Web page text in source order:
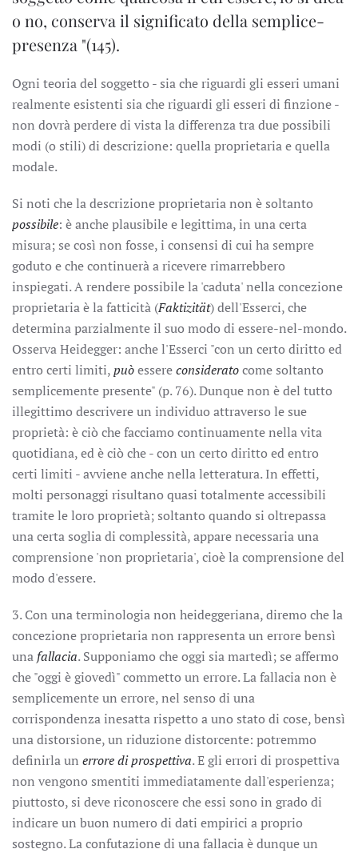
o no, conserva il significato della semplice-
presenza "(145).
Ogni teoria del soggetto - sia che riguardi gli esseri umani
realmente esistenti sia che riguardi gli esseri di finzione -
non dovrà perdere di vista la differenza tra due possibili
modi (o stili) di descrizione: quella proprietaria e quella
modale.
Si noti che la descrizione proprietaria non è soltanto
possibile: è anche plausibile e legittima, in una certa
misura; se così non fosse, i consensi di cui ha sempre
goduto e che continuerà a ricevere rimarrebbero
inspiegati. A rendere possibile la 'caduta' nella concezione
proprietaria è la fatticità (Faktizität) dell'Esserci, che
determina parzialmente il suo modo di essere-nel-mondo.
Osserva Heidegger: anche l'Esserci "con un certo diritto ed
entro certi limiti,puòessereconsideratocome soltanto
semplicemente presente" (p. 76). Dunque non è del tutto
illegittimo descrivere un individuo attraverso le sue
proprietà: è ciò che facciamo continuamente nella vita
quotidiana, ed è ciò che - con un certo diritto ed entro
certi limiti - avviene anche nella letteratura. In effetti,
molti personaggi risultano quasi totalmente accessibili
tramite le loro proprietà; soltanto quando si oltrepassa
una certa soglia di complessità, appare necessaria una
comprensione 'non proprietaria', cioè la comprensione del
modo d'essere.
3. Con una terminologia non heideggeriana, diremo che la
concezione proprietaria non rappresenta un errore bensì
una fallacia. Supponiamo che oggi sia martedì; se affermo
che "oggi è giovedì" commetto un errore. La fallacia non è
semplicemente un errore, nel senso di una
corrispondenza inesatta rispetto a uno stato di cose, bensì
una distorsione, un riduzione distorcente: potremmo
definirla un errore di prospettiva. E gli errori di prospettiva
non vengono smentiti immediatamente dall'esperienza;
piuttosto, si deve riconoscere che essi sono in grado di
indicare un buon numero di dati empirici a proprio
sostegno. La confutazione di una fallacia è dunque un